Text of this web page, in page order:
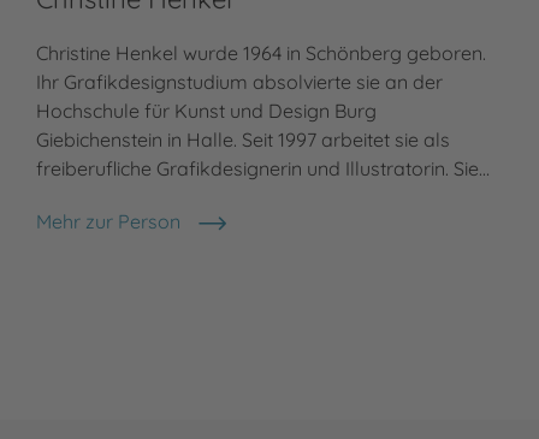
Christine Henkel wurde 1964 in Schönberg geboren.
Ihr Grafikdesignstudium absolvierte sie an der
Hochschule für Kunst und Design Burg
Giebichenstein in Halle. Seit 1997 arbeitet sie als
freiberufliche Grafikdesignerin und Illustratorin. Sie…
Mehr zur Person
Christine Henkel